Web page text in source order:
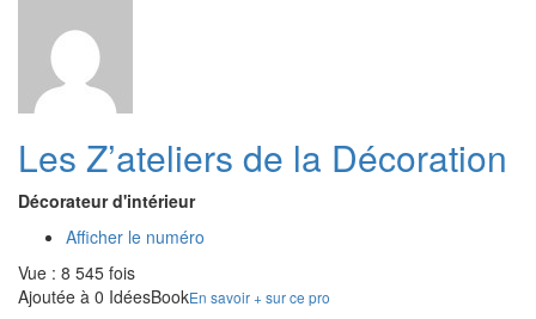
Les Z’ateliers de la Décoration
Décorateur d'intérieur
Afficher le numéro
Vue : 8 545 fois
Ajoutée à 0 IdéesBookEn savoir + sur ce pro